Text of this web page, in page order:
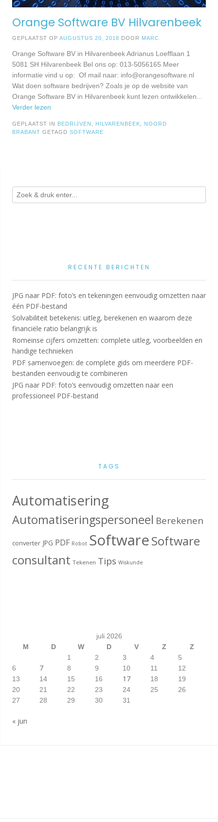
Orange Software BV Hilvarenbeek
GEPLAATST OP AUGUSTUS 20, 2018 DOOR MARC
Orange Software BV in Hilvarenbeek Adrianus Loefflaan 1
5081 SH Hilvarenbeek Bel ons op: 013-5056165 Meer
informatie vind u op: Of mail naar: info@orangesoftware.nl
Wat doen software bedrijven? Zoals je op de website van
Orange Software BV in Hilvarenbeek kunt lezen ontwikkelen
Verder lezen
GEPLAATST IN BEDRIJVEN HILVARENBEEK
NOORD
BRABANT GETAGD SOFTWARE
RECENTE BERICHTEN
JPG naar PDF: foto’s en tekeningen eenvoudig omzetten naar
één PDF-bestand
Solvabiliteit betekenis: uitleg, berekenen en waarom deze
financiële ratio belangrijk is
Romeinse cijfers omzetten: complete uitleg, voorbeelden en
handige technieken
PDF samenvoegen: de complete gids om meerdere PDF-
bestanden eenvoudig te combineren
JPG naar PDF: foto’s eenvoudig omzetten naar een
professioneel PDF-bestand
TAGS
Automatisering
Automatiseringspersoneel Berekenen
converter JPG PDF Robot SoftwareSoftware
consultant Tekenen Tips Wiskunde
juli 2026
M
D W D V Z
Z
1
2 3 4
5
6
7 8 9 10 11
12
13
14 15 16 17 18
19
20
21 22 23 24 25
26
27
28 29 30 31
« jun